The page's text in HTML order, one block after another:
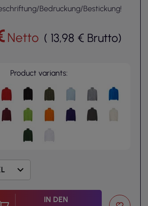
Bedruckung/Bestickung!
Netto ( 13,98 € Brutto)
Product variants:
IN DEN